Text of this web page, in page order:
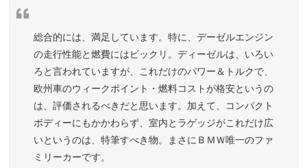
総合的には、満足しています。特に、デーゼルエンジン
の走行性能と燃費にはビックリ。ディーゼルは、いろい
ろと言われていますが、これだけのパワー＆トルクで、
欧州車のウィークポイント・燃料コストが格安というの
は、評価されるべきだと思います。加えて、コンパクト
ボディーにもかかわらず、室内とラゲッジがこれだけ広
いというのは、特筆すべき物。まさにＢＭＷ唯一のファ
ミリーカーです。